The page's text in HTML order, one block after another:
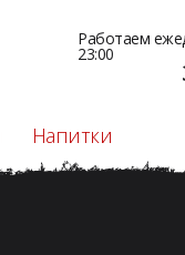
Работаем
23:00
Напитки